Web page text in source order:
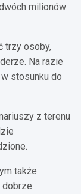
milionów
trzy osoby,
Na razie
stosunku do
z terenu
także
dobrze